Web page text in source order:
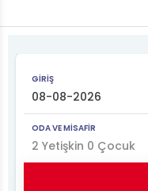
GİRİŞ
ODA VE MİSAFİR
2 Yetişkin 0 Çocuk